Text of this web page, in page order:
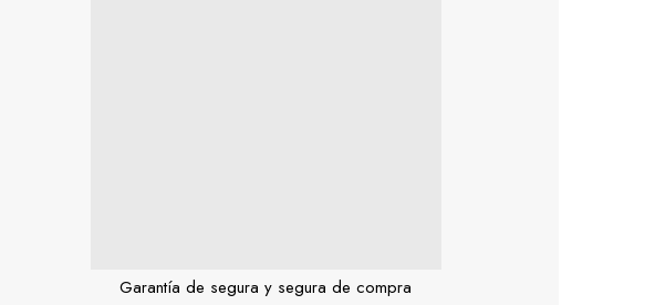
Garantía de segura y segura de compra